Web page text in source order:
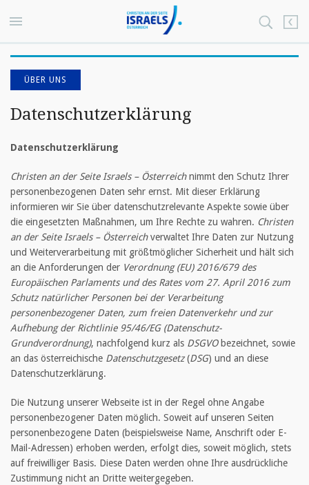
ÜBER UNS
Datenschutzerklärung
Datenschutzerklärung
Christen an der Seite Israels – Österreichnimmt den Schutz Ihrer
personenbezogenen Daten sehr ernst. Mit dieser Erklärung
informieren wir Sie über datenschutzrelevante Aspekte sowie über
die eingesetzten Maßnahmen, um Ihre Rechte zu wahren. Christen
an der Seite Israels – Österreichverwaltet Ihre Daten zur Nutzung
und Weiterverarbeitung mit größtmöglicher Sicherheit und hält sich
an die Anforderungen der Verordnung (EU) 2016/679 des
Europäischen Parlaments und des Rates vom 27. April 2016 zum
Schutz natürlicher Personen bei der Verarbeitung
personenbezogener Daten, zum freien Datenverkehr und zur
Aufhebung der Richtlinie 95/46/EG (Datenschutz-
Grundverordnung), nachfolgend kurz als DSGVObezeichnet, sowie
an das österreichische Datenschutzgesetz(DSG) und an diese
Datenschutzerklärung.
Die Nutzung unserer Webseite ist in der Regel ohne Angabe
personenbezogener Daten möglich. Soweit auf unseren Seiten
personenbezogene Daten (beispielsweise Name, Anschrift oder E-
Mail-Adressen) erhoben werden, erfolgt dies, soweit möglich, stets
auf freiwilliger Basis. Diese Daten werden ohne Ihre ausdrückliche
Zustimmung nicht an Dritte weitergegeben.